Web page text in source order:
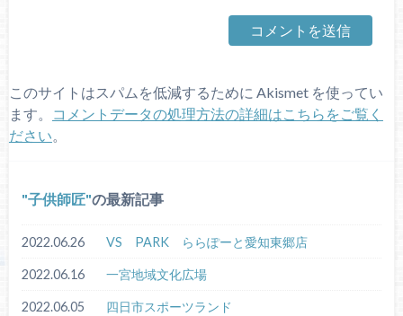
このサイトはスパムを低減するために Akismet を使ってい
ます。
コメントデータの処理方法の詳細はこちらをご覧く
ださい。
子供師匠 の最新記事
2022.06.26 VS PARK ららぽーと愛知東郷店
2022.06.16 一宮地域文化広場
2022.06.05 四日市スポーツランド